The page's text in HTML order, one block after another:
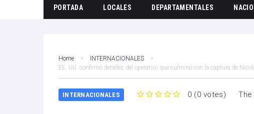
PORTADA LOCALES DEPARTAMENTALES
Home
INTERNACIONALES
EE. UU. confirmó detalles del operativo que culminó con la captura de
INTERNACIONALES 0 (0 votes)